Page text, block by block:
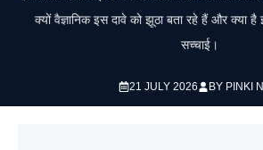
क्यों वैज्ञानिक इस दावे को झूठा बता रहे हैं और क्या
सच्चाई।
21 JULY 2026 BY PINKI